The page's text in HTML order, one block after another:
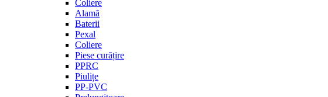
Coliere
Alamă
Baterii
Pexal
Coliere
Piese curățire
PPRC
Piulițe
PP-PVC